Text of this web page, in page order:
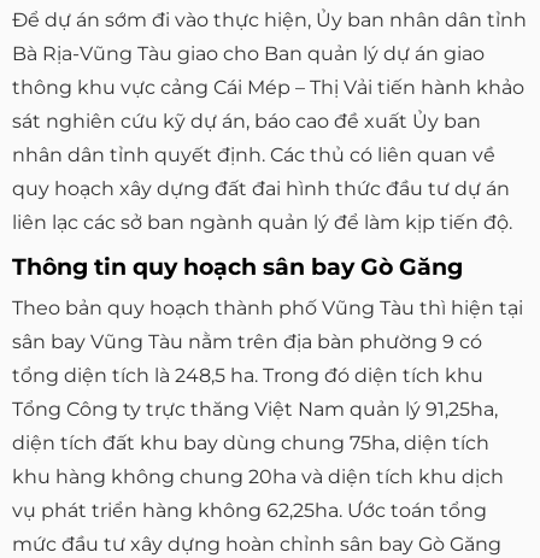
Để dự án sớm đi vào thực hiện, Ủy ban nhân dân tỉnh
Bà Rịa-Vũng Tàu giao cho Ban quản lý dự án giao
thông khu vực cảng Cái Mép – Thị Vải tiến hành khảo
sát nghiên cứu kỹ dự án, báo cao đề xuất Ủy ban
nhân dân tỉnh quyết định. Các thủ có liên quan về
quy hoạch xây dựng đất đai hình thức đầu tư dự án
liên lạc các sở ban ngành quản lý để làm kịp tiến độ.
Thông tin quy hoạch sân bay Gò Găng
Theo bản quy hoạch thành phố Vũng Tàu thì hiện tại
sân bay Vũng Tàu nằm trên địa bàn phường 9 có
tổng diện tích là 248,5 ha. Trong đó diện tích khu
Tổng Công ty trực thăng Việt Nam quản lý 91,25ha,
diện tích đất khu bay dùng chung 75ha, diện tích
khu hàng không chung 20ha và diện tích khu dịch
vụ phát triển hàng không 62,25ha. Ước toán tổng
mức đầu tư xây dựng hoàn chỉnh sân bay Gò Găng